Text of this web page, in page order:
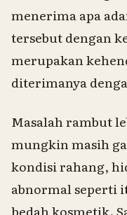
menerima apa
tersebut dengan
merupakan
diterimanya
Masalah rambut
mungkin masih
kondisi rahang,
abnormal seperti